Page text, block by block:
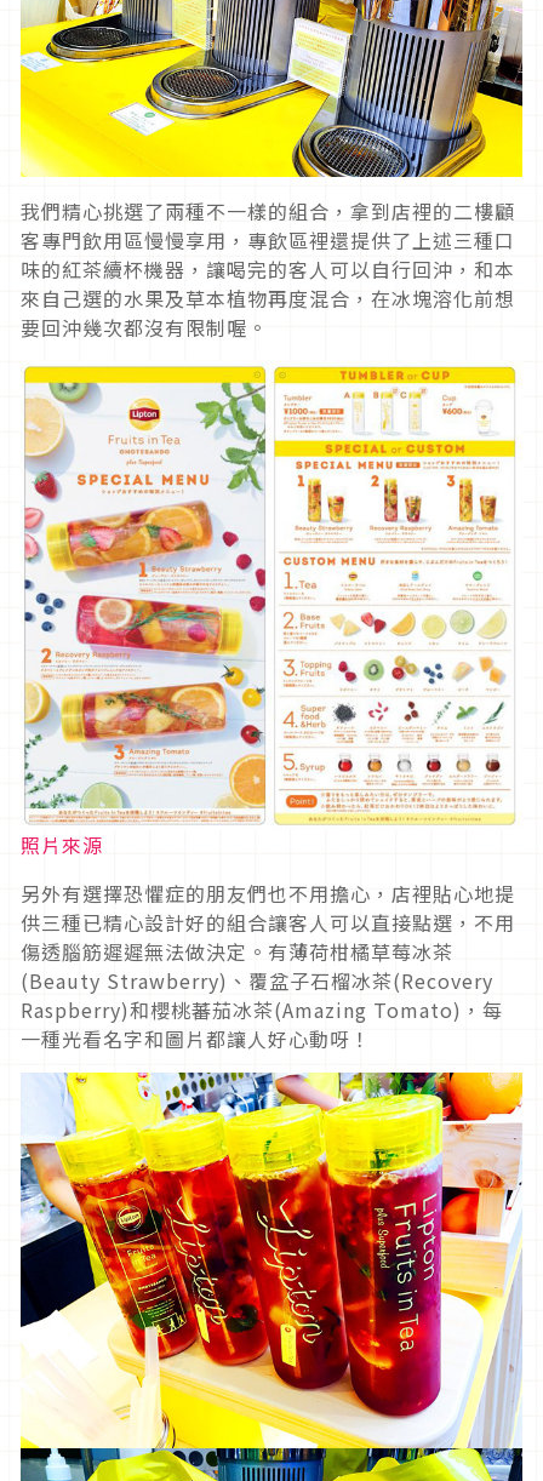
我們精心挑選了兩種不一樣的組合，拿到店裡的二樓顧
客專門飲用區慢慢享用，專飲區裡還提供了上述三種口
味的紅茶續杯機器，讓喝完的客人可以自行回沖，和本
來自己選的水果及草本植物再度混合，在冰塊溶化前想
要回沖幾次都沒有限制喔。
照片來源
另外有選擇恐懼症的朋友們也不用擔心，店裡貼心地提
供三種已精心設計好的組合讓客人可以直接點選，不用
傷透腦筋遲遲無法做決定。有薄荷柑橘草莓冰茶
(Beauty Strawberry)、覆盆子石榴冰茶(Recovery
Raspberry)和櫻桃蕃茄冰茶(Amazing Tomato)，每
一種光看名字和圖片都讓人好心動呀！